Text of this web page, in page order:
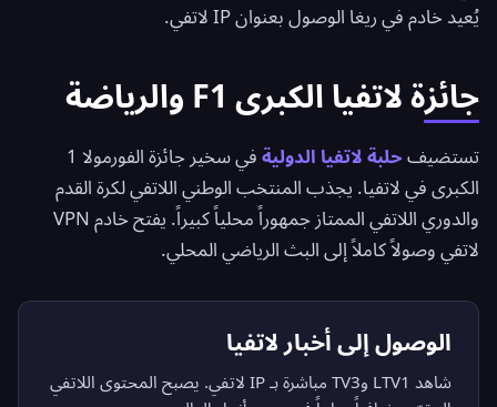
يُعيد خادم في ريغا الوصول بعنوان IP لاتفي.
جائزة لاتفيا الكبرى F1 والرياضة
تستضيف حلبة لاتفيا الدولية
في سخير جائزة الفورمولا 1
الكبرى في لاتفيا. يجذب المنتخب الوطني اللاتفي لكرة القدم
والدوري اللاتفي الممتاز جمهوراً محلياً كبيراً. يفتح خادم VPN
لاتفي وصولاً كاملاً إلى البث الرياضي المحلي.
الوصول إلى أخبار لاتفيا
شاهد LTV1 وTV3 مباشرة بـ IP لاتفي. يصبح المحتوى اللاتفي